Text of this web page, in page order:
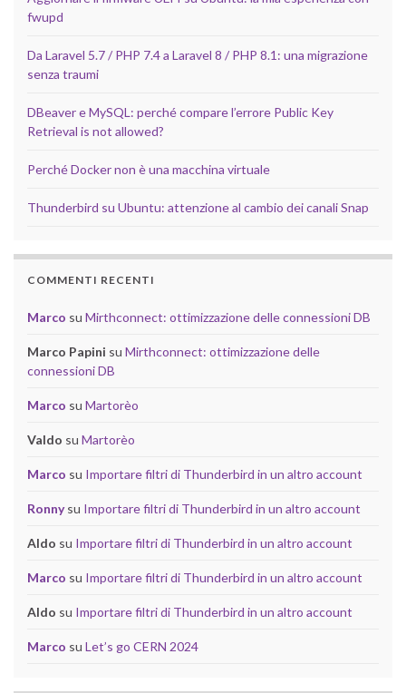
fwupd
Da Laravel 5.7 / PHP 7.4 a Laravel 8 / PHP 8.1: una migrazione
senza traumi
DBeaver e MySQL: perché compare l’errore Public Key
Retrieval is not allowed?
Perché Docker non è una macchina virtuale
Thunderbird su Ubuntu: attenzione al cambio dei canali Snap
COMMENTI RECENTI
Marco su Mirthconnect: ottimizzazione delle connessioni DB
Marco Papini su Mirthconnect: ottimizzazione delle
connessioni DB
Marco su Martorèo
Valdo su Martorèo
Marco su Importare filtri di Thunderbird in un altro account
Ronnysu Importare filtri di Thunderbird in un altro account
Aldo su Importare filtri di Thunderbird in un altro account
Marco su Importare filtri di Thunderbird in un altro account
Aldo su Importare filtri di Thunderbird in un altro account
Marco su Let’s go CERN 2024